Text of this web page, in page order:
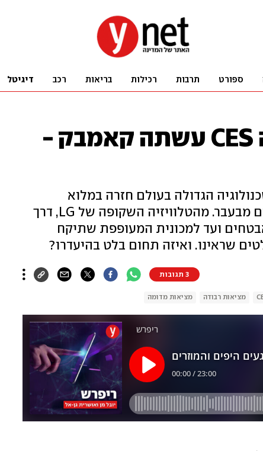
ספורט תרבות רכילות בריאות רכב דיגיטל
תערוכת הטכנולוגיה CES עשתה קאמבק -
הגדולה בעולם חזרה במלוא
תפארתה, אבל עם טיפה פחות גימיקים מבעבר. מהטלוויזיה השקופה של LG, דרך
ועד למכונית המעופפת שתיקח
שראינו. ואיזה תחום בלט בהיעדרו?
3 תגובות
מציאות רבודה מציאות מדומה